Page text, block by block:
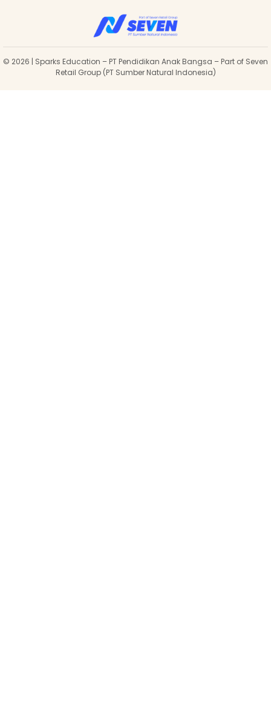
© 2026 | Sparks Education – PT Pendidikan Anak Bangsa – Part of Seven
Retail Group (PT Sumber Natural Indonesia)